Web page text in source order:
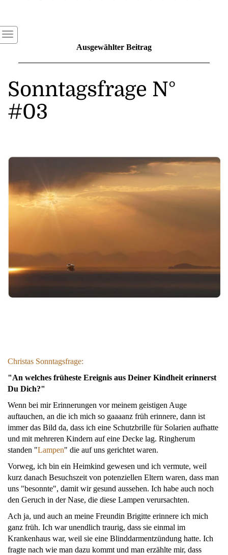
Ausgewählter Beitrag
Sonntagsfrage N°
#03
Christas Sonntagsfrage:
"An welches früheste Ereignis aus Deiner Kindheit erinnerst
Du Dich?"
Wenn bei mir Erinnerungen vor meinem geistigen Auge
auftauchen, an die ich mich so gaaaanz früh erinnere, dann ist
immer das Bild da, dass ich eine Schutzbrille für Solarien aufhatte
und mit mehreren Kindern auf eine Decke lag. Ringherum
standen "Lampen" die auf uns gerichtet waren.
Vorweg, ich bin ein Heimkind gewesen und ich vermute, weil
kurz danach Besuchszeit von potenziellen Eltern waren, dass man
uns "besonnte", damit wir gesund aussehen. Ich habe auch noch
den Geruch in der Nase, die diese Lampen verursachten.
Ach ja, und auch an meine Freundin Brigitte erinnere ich mich
ganz früh. Ich war unendlich traurig, dass sie einmal im
Krankenhaus war, weil sie eine Blinddarmentzündung hatte. Ich
fragte nach wie man dazu kommt und man erzählte mir, dass